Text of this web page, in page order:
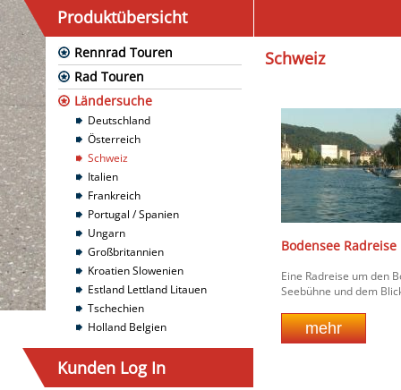
Produktübersicht
Rennrad Touren
Rad Touren
Ländersuche
Deutschland
Österreich
Schweiz
Italien
Frankreich
Portugal / Spanien
Ungarn
Großbritannien
Kroatien Slowenien
Estland Lettland Litauen
Tschechien
Holland Belgien
Kunden Log In
Schweiz
Bodensee
Eine Radreise um den
Seebühne und dem